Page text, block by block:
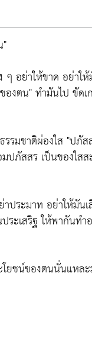
"
อย่าให้ขาด อย่าให้
องตน"ทำมันไป ขัดเ
รมชาติผ่องใส "ปภัส
มปภัสสร เป็นของใ
ประมาท อย่าให้มัน
ะเสริฐ ให้พากันทำ
ยชน์ของตนนั่นแหล